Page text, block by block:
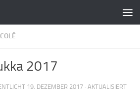
2017
19. DEZEMBER 2017 · AKTUALISIERT